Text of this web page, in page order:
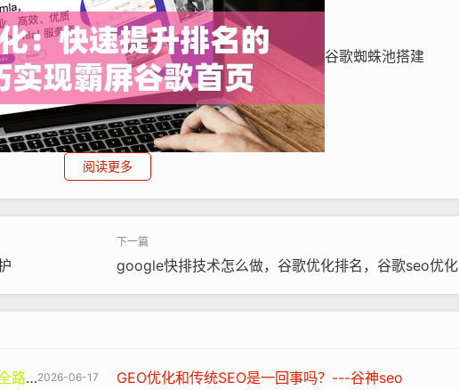
谷歌蜘蛛池搭建
seo优化排名
阅读更多
google快排技术怎么做，谷歌优化排名，谷歌seo优化
2026-06-17
南 GEO优化和传统SEO是一回事吗？---谷神seo